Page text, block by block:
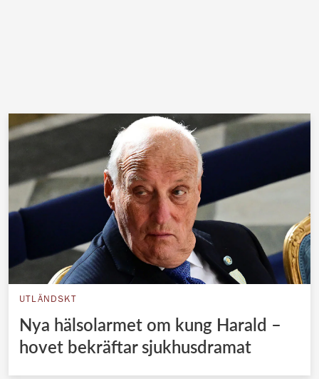
UTLÄNDSKT
Nya hälsolarmet om kung Harald –
hovet bekräftar sjukhusdramat